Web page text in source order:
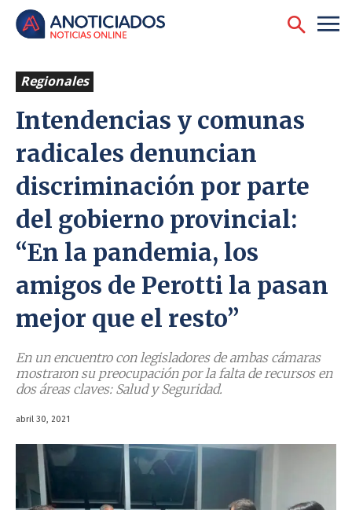
Regionales
Intendencias y comunas
radicales denuncian
discriminación por parte
del gobierno provincial:
“En la pandemia, los
amigos de Perotti la pasan
mejor que el resto”
En un encuentro con legisladores de ambas cámaras
mostraron su preocupación por la falta de recursos en
dos áreas claves: Salud y Seguridad.
abril 30, 2021